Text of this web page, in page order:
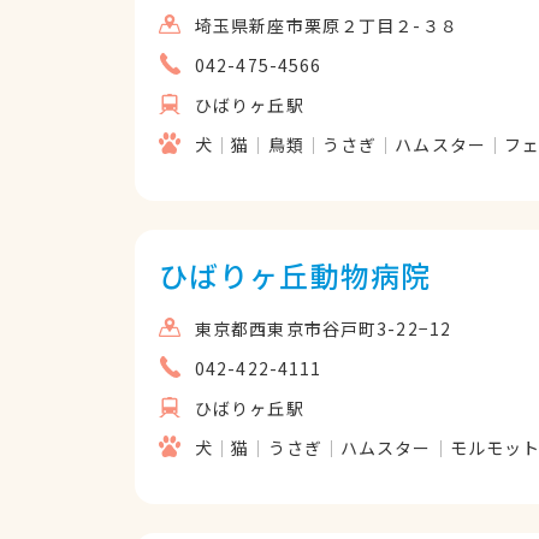
埼玉県新座市栗原２丁目２-３８
042-475-4566
ひばりヶ丘駅
犬
猫 鳥類 うさぎ ハムスター フ
ひばりヶ丘動物病院
東京都西東京市谷戸町3-22−12
042-422-4111
ひばりヶ丘駅
犬
猫 うさぎ ハムスター モルモット